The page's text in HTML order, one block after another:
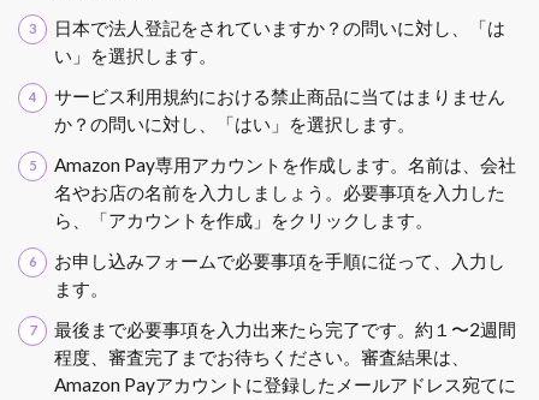
日本で法人登記をされていますか？の問いに対し、「は
い」を選択します。
サービス利用規約における禁止商品に当てはまりません
か？の問いに対し、「はい」を選択します。
Amazon Pay専用アカウントを作成します。名前は、会社
名やお店の名前を入力しましょう。必要事項を入力した
ら、「アカウントを作成」をクリックします。
お申し込みフォームで必要事項を手順に従って、入力し
ます。
最後まで必要事項を入力出来たら完了です。約１〜2週間
程度、審査完了までお待ちください。審査結果は、
Amazon Payアカウントに登録したメールアドレス宛てに